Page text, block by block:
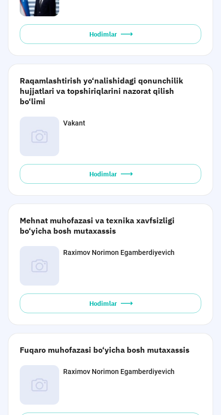
Hodimlar
Raqamlashtirish yo‘nalishidagi qonunchilik
hujjatlari va topshiriqlarini nazorat qilish
bo‘limi
Vakant
Hodimlar
Mehnat muhofazasi va texnika xavfsizligi
bo‘yicha bosh mutaxassis
Raximov Norimon Egamberdiyevich
Hodimlar
Fuqaro muhofazasi bo‘yicha bosh mutaxassis
Raximov Norimon Egamberdiyevich